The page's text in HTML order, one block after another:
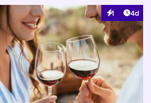
1
Interaktionen
4d